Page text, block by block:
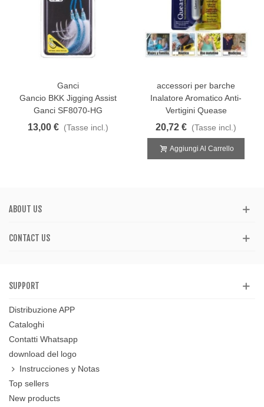
Ganci
Gancio BKK Jigging Assist
Ganci SF8070-HG
13,00 € (Tasse incl.)
accessori per barche
Inalatore Aromatico Anti-
Vertigini Quease
20,72 € (Tasse incl.)
Aggiungi Al Carrello
ABOUT US
CONTACT US
SUPPORT
Distribuzione APP
Cataloghi
Contatti Whatsapp
download del logo
Instrucciones y Notas
Top sellers
New products